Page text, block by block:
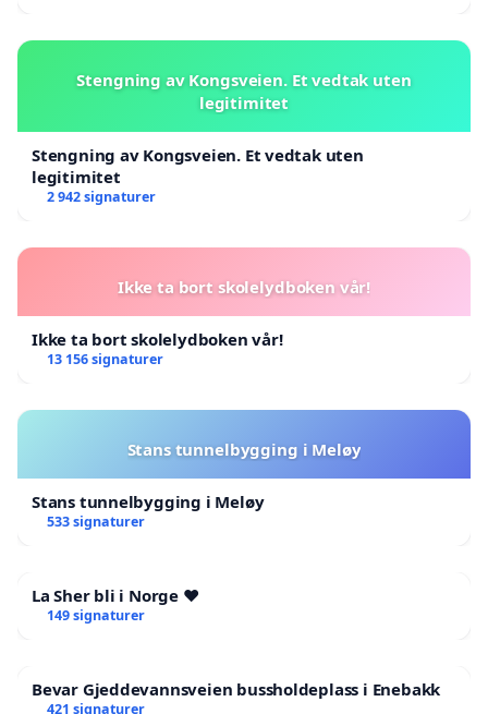
Stengning av Kongsveien. Et vedtak uten
legitimitet
Stengning av Kongsveien. Et vedtak uten
legitimitet
2 942 signaturer
Ikke ta bort skolelydboken vår!
Ikke ta bort skolelydboken vår!
13 156 signaturer
Stans tunnelbygging i Meløy
Stans tunnelbygging i Meløy
533 signaturer
La Sher bli i Norge ❤️
149 signaturer
Bevar Gjeddevannsveien bussholdeplass i Enebakk
421 signaturer